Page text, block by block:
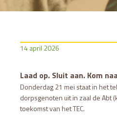
14 april 2026
Laad op. Sluit aan. Kom
Donderdag 21 mei staat in het
dorpsgenoten uit in zaal de Abt
toekomst van het TEC.